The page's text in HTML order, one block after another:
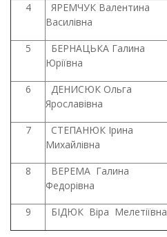
4
ЯРЕМЧУК Валентина
Василівна
5
БЕРНАЦЬКА Галина
Юріївна
6
ДЕНИСЮК Ольга
Ярославівна
7
СТЕПАНЮК Ірина
Михайлівна
8 ВЕРЕМА Галина
Федорівна
9 БІДЮК Віра Мелетіївна